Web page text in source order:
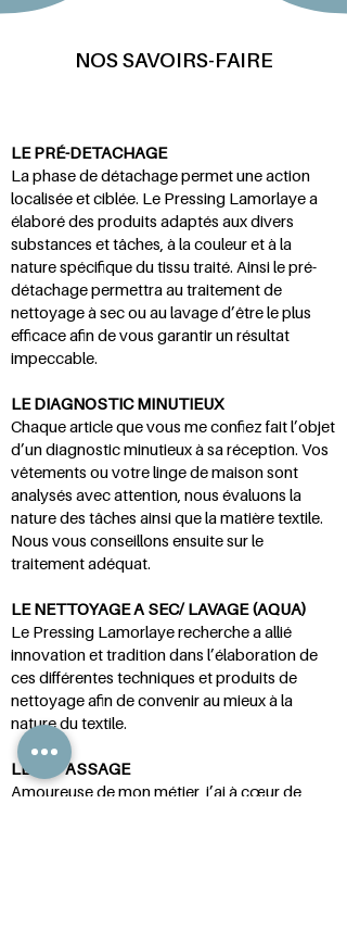
NOS SAVOIRS-FAIRE
LE PRÉ-DETACHAGE
La phase de détachage permet une action
localisée et ciblée. Le Pressing Lamorlaye a
élaboré des produits adaptés aux divers
substances et tâches, à la couleur et à la
nature spécifique du tissu traité. Ainsi le pré-
détachage permettra au traitement de
nettoyage à sec ou au lavage d’être le plus
efficace afin de vous garantir un résultat
impeccable.
LE DIAGNOSTIC MINUTIEUX
Chaque article que vous me confiez fait l’objet
d’un diagnostic minutieux à sa réception. Vos
vêtements ou votre linge de maison sont
analysés avec attention, nous évaluons la
nature des tâches ainsi que la matière textile.
Nous vous conseillons ensuite sur le
traitement adéquat.
LE NETTOYAGE A SEC/ LAVAGE (AQUA)
Le Pressing Lamorlaye recherche a allié
innovation et tradition dans l’élaboration de
ces différentes techniques et produits de
nettoyage afin de convenir au mieux à la
nature du textile.
LE REPASSAGE
Amoureuse de mon métier, j’ai à cœur de